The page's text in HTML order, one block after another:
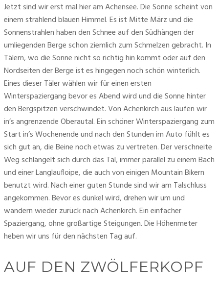
Jetzt sind wir erst mal hier am Achensee. Die Sonne scheint von
einem strahlend blauen Himmel. Es ist Mitte März und die
Sonnenstrahlen haben den Schnee auf den Südhängen der
umliegenden Berge schon ziemlich zum Schmelzen gebracht. In
Tälern, wo die Sonne nicht so richtig hin kommt oder auf den
Nordseiten der Berge ist es hingegen noch schön winterlich.
Eines dieser Täler wählen wir für einen ersten
Winterspaziergang bevor es Abend wird und die Sonne hinter
den Bergspitzen verschwindet. Von Achenkirch aus laufen wir
in’s angrenzende Oberautal. Ein schöner Winterspaziergang zum
Start in’s Wochenende und nach den Stunden im Auto fühlt es
sich gut an, die Beine noch etwas zu vertreten. Der verschneite
Weg schlängelt sich durch das Tal, immer parallel zu einem Bach
und einer Langlaufloipe, die auch von einigen Mountain Bikern
benutzt wird. Nach einer guten Stunde sind wir am Talschluss
angekommen. Bevor es dunkel wird, drehen wir um und
wandern wieder zurück nach Achenkirch. Ein einfacher
Spaziergang, ohne großartige Steigungen. Die Höhenmeter
heben wir uns für den nächsten Tag auf.
AUF DEN ZWÖLFERKOPF